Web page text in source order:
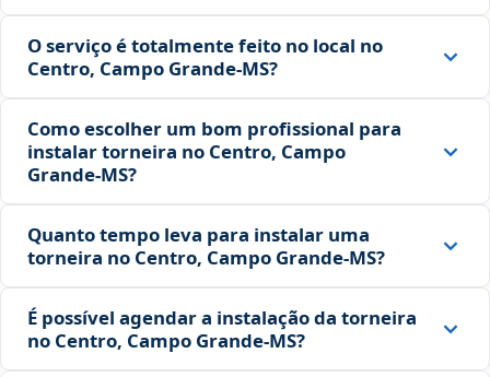
O serviço é totalmente feito no local no
Centro, Campo Grande‑MS?
Como escolher um bom profissional para
instalar torneira no Centro, Campo
Grande‑MS?
Quanto tempo leva para instalar uma
torneira no Centro, Campo Grande‑MS?
É possível agendar a instalação da torneira
no Centro, Campo Grande‑MS?